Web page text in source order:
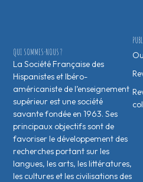
QUI SOMMES-NOUS ?
La Société Française des
Hispanistes et Ibéro-
américaniste de l’enseignement
supérieur est une société
savante fondée en 1963. Ses
principaux objectifs sont de
favoriser le développement des
recherches portant sur les
langues, les arts, les littératures,
les cultures et les civilisations des